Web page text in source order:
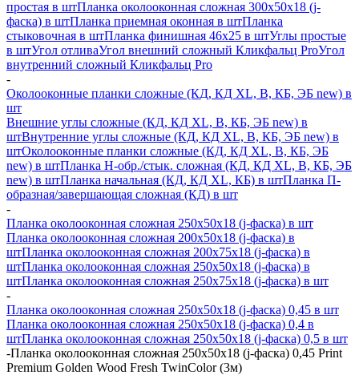
простая в штПланка околооконная сложная 300х50х18 (j-
фаска) в штПланка приемная оконная в штПланка
стыковочная в штПланка финишная 46х25 в штУглы простые
в штУгол отливаУгол внешний сложный Кликфальц ProУгол
внутренний сложный Кликфальц Pro
-
Околооконные планки сложные (КД, КД XL, В, КБ, ЭБ new) в
шт
Внешние углы сложные (КД, КД XL, В, КБ, ЭБ new) в
штВнутренние углы сложные (КД, КД XL, В, КБ, ЭБ new) в
штОколооконные планки сложные (КД, КД XL, В, КБ, ЭБ
new) в штПланка H-обр./стык. сложная (КД, КД XL, В, КБ, ЭБ
new) в штПланка начальная (КД, КД XL, КБ) в штПланка П-
образная/завершающая сложная (КД) в шт
-
Планка околооконная сложная 250х50х18 (j-фаска) в шт
Планка околооконная сложная 200х50х18 (j-фаска) в
штПланка околооконная сложная 200х75х18 (j-фаска) в
штПланка околооконная сложная 250х50х18 (j-фаска) в
штПланка околооконная сложная 250х75х18 (j-фаска) в шт
-
Планка околооконная сложная 250х50х18 (j-фаска) 0,45 в шт
Планка околооконная сложная 250х50х18 (j-фаска) 0,4 в
штПланка околооконная сложная 250х50х18 (j-фаска) 0,5 в шт
-Планка околооконная сложная 250х50х18 (j-фаска) 0,45 Print
Premium Golden Wood Fresh TwinColor (3м)